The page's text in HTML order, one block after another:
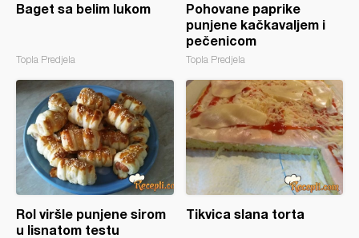
Baget sa belim lukom
Topla Predjela
Pohovane paprike
punjene kačkavaljem i
pečenicom
Topla Predjela
Rol viršle punjene sirom
u lisnatom testu
Tikvica slana torta